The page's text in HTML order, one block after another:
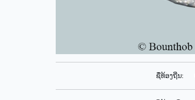
ຊື່ທ້ອງຖີ່ນ: